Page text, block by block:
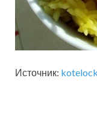
Источник: